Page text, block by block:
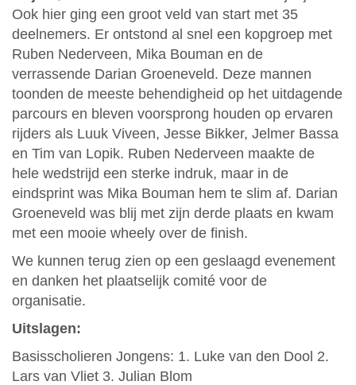
Ook hier ging een groot veld van start met 35
deelnemers. Er ontstond al snel een kopgroep met
Ruben Nederveen, Mika Bouman en de
verrassende Darian Groeneveld. Deze mannen
toonden de meeste behendigheid op het uitdagende
parcours en bleven voorsprong houden op ervaren
rijders als Luuk Viveen, Jesse Bikker, Jelmer Bassa
en Tim van Lopik. Ruben Nederveen maakte de
hele wedstrijd een sterke indruk, maar in de
eindsprint was Mika Bouman hem te slim af. Darian
Groeneveld was blij met zijn derde plaats en kwam
met een mooie wheely over de finish.
We kunnen terug zien op een geslaagd evenement
en danken het plaatselijk comité voor de
organisatie.
Uitslagen:
Basisscholieren Jongens: 1. Luke van den Dool 2.
Lars van Vliet 3. Julian Blom